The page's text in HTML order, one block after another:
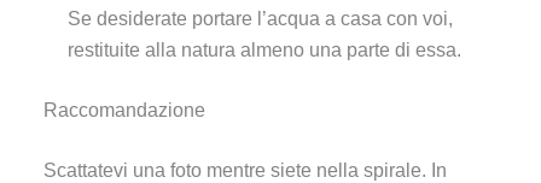
Se desiderate portare l’acqua a casa con voi,
restituite alla natura almeno una parte di essa.
Raccomandazione
Scattatevi una foto mentre siete nella spirale. In